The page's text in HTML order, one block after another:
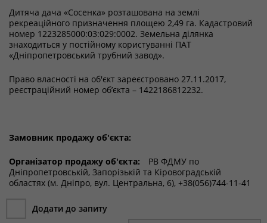
Дитяча дача «Сосенка» розташована на землі
рекреаційного призначення площею 2,49 га. Кадастровий
номер 1223285000:03:029:0002. Земельна ділянка
знаходиться у постійному користуванні ПАТ
«Дніпропетровський трубний завод».
Право власності на об'єкт зареєстровано 27.11.2017,
реєстраційний номер об’єкта – 1422186812232.
Замовник продажу об'єкта:
Організатор продажу об'єкта:
РВ ФДМУ по
Дніпропетровській, Запорізькій та Кіровоградській
областях (м. Дніпро, вул. Центральна, 6), +38(056)744-11-41
Додати до запиту